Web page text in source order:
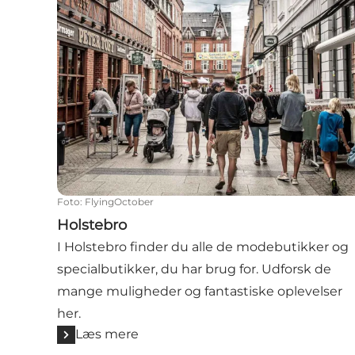
Foto: FlyingOctober
Holstebro
I Holstebro finder du alle de modebutikker og
specialbutikker, du har brug for. Udforsk de
mange muligheder og fantastiske oplevelser
her.
Læs mere